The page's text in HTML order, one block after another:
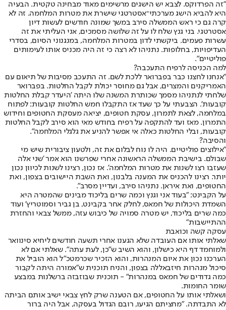
"זה הפרדוקס. לצבא יש הישגים מרשימים מאוד מבחינה טקטית. הבעיה
היא להביא הישג מערכתי־אסטרטגי שישרת את מטרות המלחמה. זה לא
קרה גם כי ראש הממשלה סירב במשך שמונה חודשים לעשות דיון
אסטרטגי. בני גנץ שלח לו על זה שלושה מסמכים, אני העליתי את זה
עשרות פעמים. ביקשתי לדון במטרות המלחמה, במנגנוני הסיום, בסדרי
העדיפויות, בחלופות. נתניהו לא רצה כי זה היה מכניס אותו לעימותים
פוליטיים".
למה הכניסה לרפיח התעכבה?
"אנחנו לחצנו כבר בפברואר ללכת לשם. זה התעכב מסיבות של תיאום עם
האמריקנים והמצרים, אבל גם מחוסר יכולת לקבל החלטות. בפברואר
שלחתי לנתניהו מסמך שכותרת המשנה שלו היתה 'היעדר קבלת החלטות
קובעות'. הצבעתי על כך שעד אז התקבלו חמש החלטות קובעות: לפתוח
במלחמה, לצאת לתמרון, עסקת חטופים, יציאה מעסקת החטופים וחידוש
התמרון. מאז ועד להתקפה על רפיח בחודש מאי הוא סירב לקבל החלטות
קובעות, ובלי החלטות כאלה אי אפשר להניע את גלגלי המלחמה".
והסיבה?
"אילוצים פוליטיים. היה לו נוח לבלום את זה, ולטעון ציבורית שיש מי
שבולם. בישיבת הממשלה הראשונה אחרי שפרשנו הוא אמר 'שני אלה
שעזבו רצו לשנות את מטרות המלחמה'. אז נכון, רצינו לשנות לכיוון נכון
יותר. רצינו להכניס את המענה בלבנון, ואת השבת היישובים בצפון, ואת
החטופים, ואת איראן. נתניהו סירב, ועדיין מסרב".
על הקבינט: "בעוד אני וגנץ וכמה שרים בליכוד מבינים שהמטרה היא
השמדת היכולות של חמאס, לחלק אחר בקבינט, בן גביר וסמוטריץ' ועוד
כמה שרים בליכוד, יש מטרה סמויה של כיבוש עזה, ממשל צבאי והחזרת
ההתיישבות"
עסקה קשה וכואבת
שאלתי אותו אם העובדה שלא הגענו אחרי תשעה חודשים ליחיא סינוואר
ולמוחמד דף היא כישלון, והוא השיב ש"כן, לעת עתה". שאלתי אם לא
הערכנו נכון את איום המנהרות, והוא הזכיר שכרמטכ"ל הוא הוביל את
סיכול מנהרות חיזבאללה בצפון, והניח תוכנית ש"אמורה היתה לקבור
כמה גדודים של חמאס במנהרות" - תוכנית שבוזבזה ברשלנות במבצע
שומר החומות.
ושאלתי אותו על החטופים, אם הטענה שרק לחץ צבאי ישיב אותם הביתה
לא התבדתה. "מחציתם הגיעו, רובם הגדול בעסקה, אבל היה ברור